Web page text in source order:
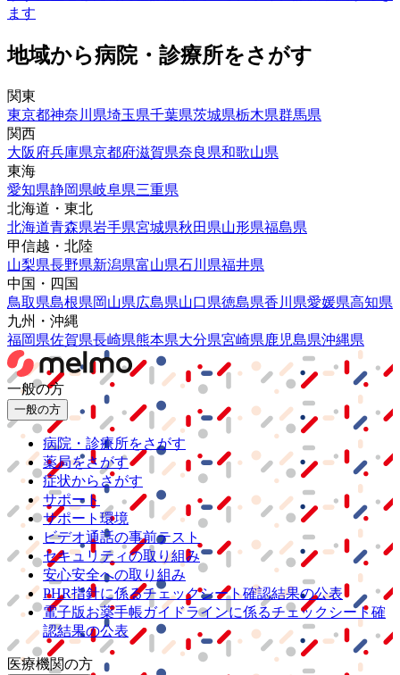
ます
地域から病院・診療所をさがす
関東
東京都神奈川県埼玉県千葉県茨城県栃木県群馬県
関西
大阪府兵庫県京都府滋賀県奈良県和歌山県
東海
愛知県静岡県岐阜県三重県
北海道・東北
北海道青森県岩手県宮城県秋田県山形県福島県
甲信越・北陸
山梨県長野県新潟県富山県石川県福井県
中国・四国
鳥取県島根県岡山県広島県山口県徳島県香川県愛媛県高知県
九州・沖縄
福岡県佐賀県長崎県熊本県大分県宮崎県鹿児島県沖縄県
一般の方
一般の方
病院・診療所をさがす
薬局をさがす
症状からさがす
サポート
サポート環境
ビデオ通話の事前テスト
セキュリティの取り組み
安心安全への取り組み
PHR指針に係るチェックシート確認結果の公表
電子版お薬手帳ガイドラインに係るチェックシート確
認結果の公表
医療機関の方